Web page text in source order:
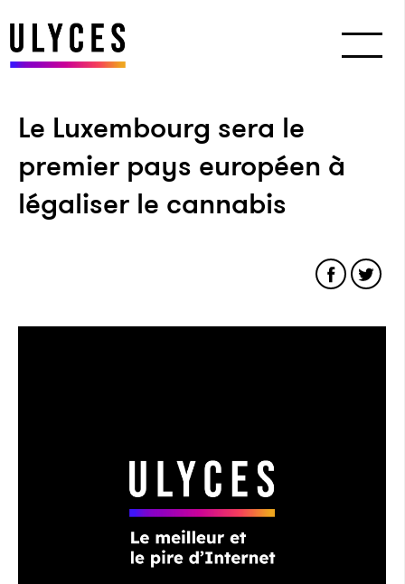
Le Luxembourg sera le
premier pays européen à
légaliser le cannabis